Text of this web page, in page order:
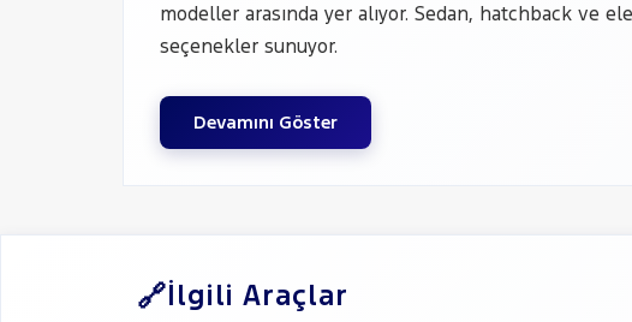
modeller arasında yer alıyor. Sedan, hatchback ve
seçenekler sunuyor.
Devamını Göster
İlgili Araçlar